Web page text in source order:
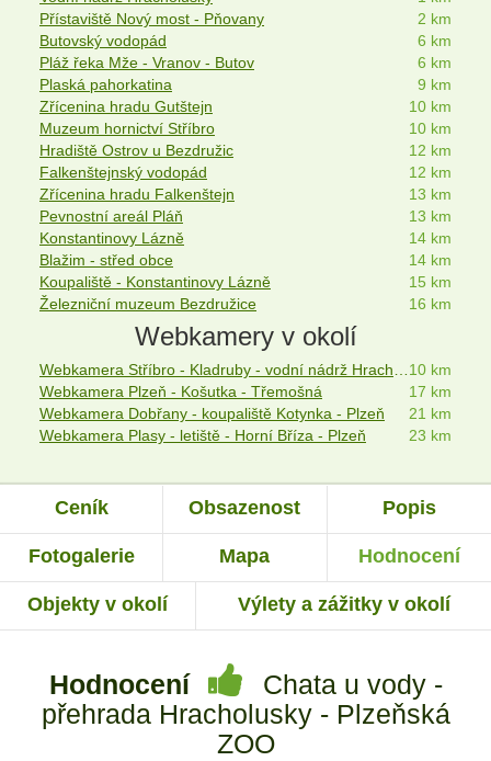
Přístaviště Nový most - Pňovany
2 km
Butovský vodopád
6 km
Pláž řeka Mže - Vranov - Butov
6 km
Plaská pahorkatina
9 km
Zřícenina hradu Gutštejn
10 km
Muzeum hornictví Stříbro
10 km
Hradiště Ostrov u Bezdružic
12 km
Falkenštejnský vodopád
12 km
Zřícenina hradu Falkenštejn
13 km
Pevnostní areál Pláň
13 km
Konstantinovy Lázně
14 km
Blažim - střed obce
14 km
Koupaliště - Konstantinovy Lázně
15 km
Železniční muzeum Bezdružice
16 km
Webkamery v okolí
Webkamera Stříbro - Kladruby - vodní nádrž Hracholusky10 km
Webkamera Plzeň - Košutka - Třemošná
17 km
Webkamera Dobřany - koupaliště Kotynka - Plzeň
21 km
Webkamera Plasy - letiště - Horní Bříza - Plzeň
23 km
Ceník Obsazenost Popis
Fotogalerie Mapa Hodnocení
Objekty v okolí Výlety a zážitky v okolí
Hodnocení
Chata u vody -
přehrada Hracholusky - Plzeňská
ZOO